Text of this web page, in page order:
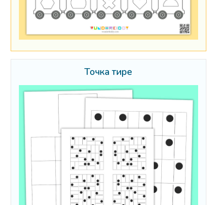
Точка тире